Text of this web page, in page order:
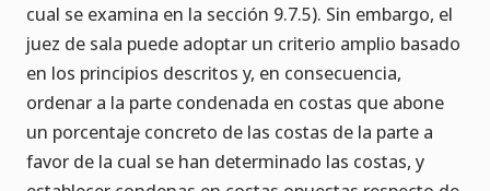
cual se examina en la sección 9.7.5). Sin embargo, el
juez de sala puede adoptar un criterio amplio basado
en los principios descritos y, en consecuencia,
ordenar a la parte condenada en costas que abone
un porcentaje concreto de las costas de la parte a
favor de la cual se han determinado las costas, y